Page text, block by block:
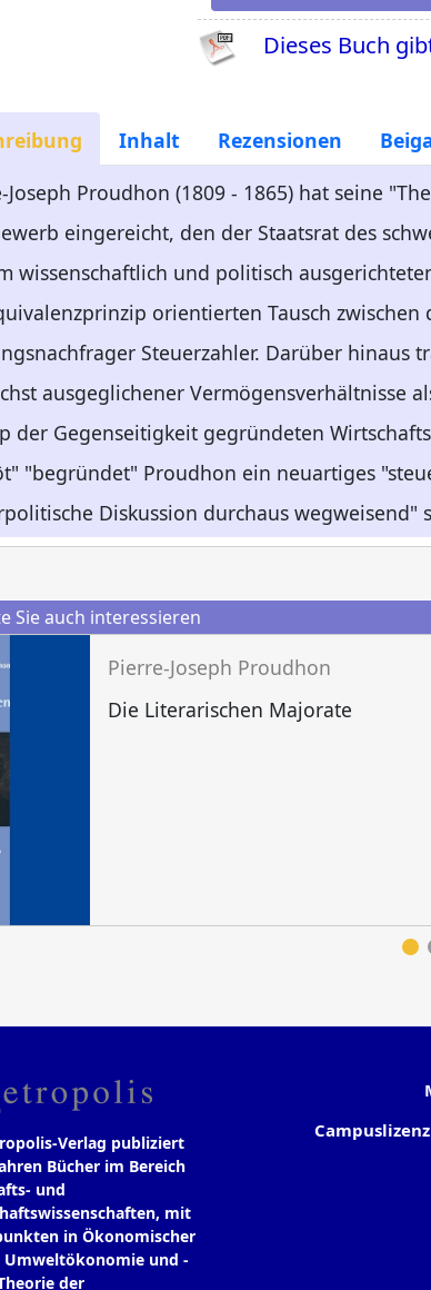
Dieses Buch
Inhalt Rezensionen
Joseph Proudhon (1809 - 1865) hat seine
eingereicht, den der Staatsrat des
wissenschaftlich und politisch
orientierten Tausch
Steuerzahler. Darüber hinaus
ausgeglichener Vermögensverhältnisse
der Gegenseitigkeit gegründeten
"begründet" Proudhon ein neuartiges
Diskussion durchaus wegweisend"
Sie auch interessieren
Pierre-Joseph Proudhon
Die Literarischen Majorate
Verlag publiziert
Bücher im Bereich
und
mit
in Ökonomischer
Umweltökonomie und -
der
Campuslizenz